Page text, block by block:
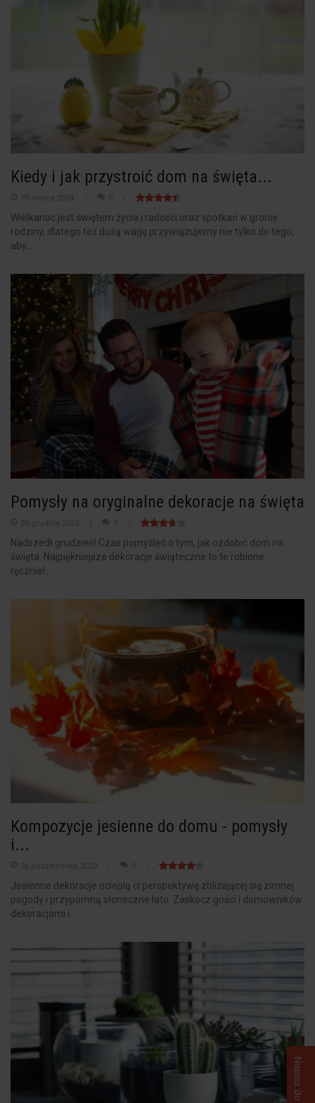
Kiedy i jak przystroić dom na święta...
29 marca 2024
Wielkanoc jest świętem życia i radości oraz spotkań w gronie
rodziny, dlatego też dużą wagę przywiązujemy nie tylko do tego,
aby...
Pomysły na oryginalne dekoracje na święta
20 grudnia 2023 0
Nadszedł grudzień! Czas pomyśleć o tym, jak ozdobić dom na
święta. Najpiękniejsze dekoracje świąteczne to te robione
ręcznie!...
Kompozycje jesienne do domu - pomysły
i...
26 października 2023 0
Jesienne dekoracje ocieplą ci perspektywę zbliżającej się zimnej
pogody i przypomną słoneczne lato. Zaskocz gości i domowników
dekoracjami i...